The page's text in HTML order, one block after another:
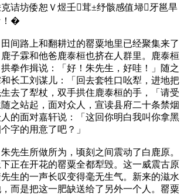
诘坊倭恕Ｖ煜壬茸±纾骸感值埽牙邕旱
！�
耕过的罂粟地里已经聚集来了
子霖和他爸鹿泰桓也挤在人群里。鹿泰桓
拳作揖说：「好！朱先生，好哇！」随之
长工刘谋儿：「回去套牲口吆犁，进地把
去了犁杖，双手拱住鹿泰桓的手，「请受
之站起，面对众人，宣读县府二十条禁烟
的面对嘉轩说：「这回你明白我叫你拿黑
字的用意了吧？」
为，顷刻之间震动了白鹿原。
正在开花的罂粟全都犁毁。这一威震古原
生的一声长叹变得毫无生气。新来的滋水
而是把这一肥缺送给了另外一个人。罂粟